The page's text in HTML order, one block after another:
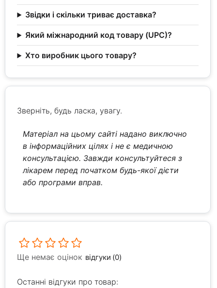
Звідки і скільки триває доставка?
Який міжнародний код товару (UPC)?
Хто виробник цього товару?
Зверніть, будь ласка, увагу.
Матеріал на цьому сайті надано виключно
в інформаційних цілях і не є медичною
консультацією. Завжди консультуйтеся з
лікарем перед початком будь-якої дієти
або програми вправ.
Ще немає оцінок відгуки (0)
Останні відгуки про товар: